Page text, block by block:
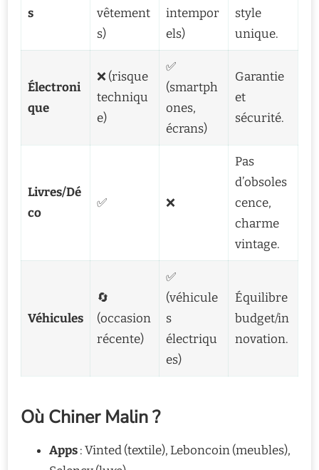
s
vêtement
s)
intempor
els)
style
unique.
Électroni
que
❌ (risque
techniqu
e)
✅
(smartph
ones,
écrans)
Garantie
et
sécurité.
Livres/Dé
co
✅ ❌
Pas
d’obsoles
cence,
charme
vintage.
Véhicules
🔄
(occasion
récente)
✅
(véhicule
s
électriqu
es)
Équilibre
budget/in
novation.
Où Chiner Malin ?
Apps: Vinted (textile), Leboncoin (meubles),